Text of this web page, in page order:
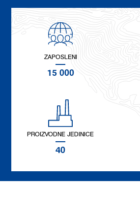
ZAPOSLENI
15 000
PROIZVODNE JEDINICE
40